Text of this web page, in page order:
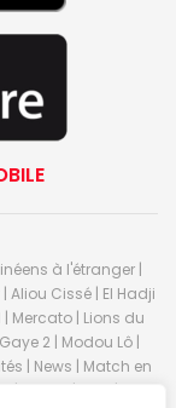
à l'étranger |
Aliou Cissé | El Hadji
Mercato | Lions du
2 | Modou Lô |
| News | Match en
Ligue 1 | Liga | Serie